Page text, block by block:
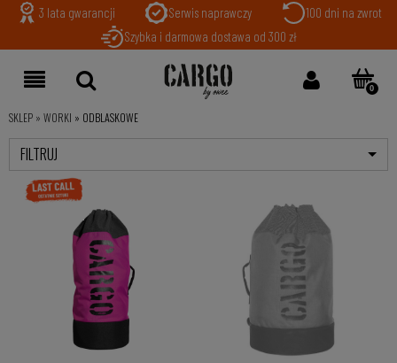
3 lata gwarancji Serwis naprawczy
100 dni na zwrot
Szybka i darmowa dostawa od 300 zł
SKLEP » WORKI » ODBLASKOWE
FILTRUJ